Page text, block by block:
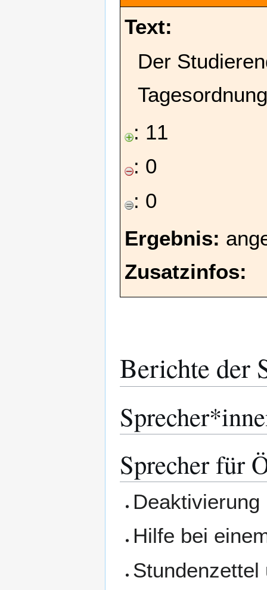
Text:
Der
: 11
: 0
: 0
Ergebnis:
Zusatzinfos:
Berichte der
Sprecher für
Hilfe bei
Stundenzettel